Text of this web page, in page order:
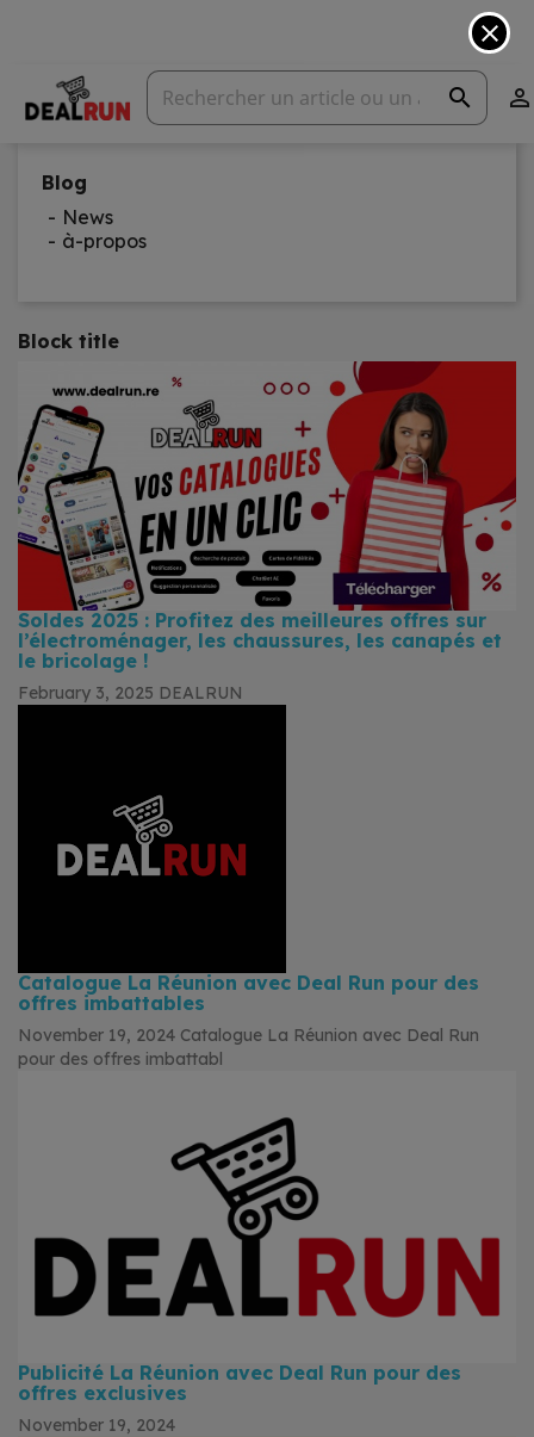
search 
close
Blog
News
à-propos
Block title
Soldes 2025 : Profitez des meilleures offres sur
l’électroménager, les chaussures, les canapés et
le bricolage !
February 3, 2025 DEALRUN
Catalogue La Réunion avec Deal Run pour des
offres imbattables
November 19, 2024 Catalogue La Réunion avec Deal Run
pour des offres imbattabl
Publicité La Réunion avec Deal Run pour des
offres exclusives
November 19, 2024